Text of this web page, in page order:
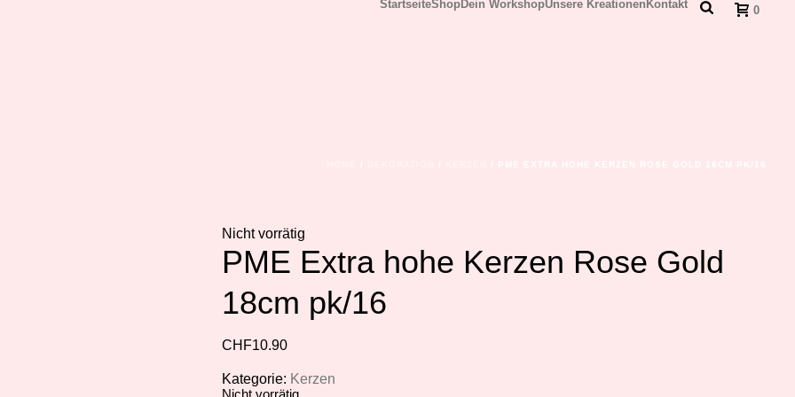
StartseiteShopDein WorkshopUnsere Kreationen Kontakt 0
Nicht vorrätig
PME Extra hohe Kerzen Rose Gold
18cm pk/16
CHF10.90
Kategorie: Kerzen